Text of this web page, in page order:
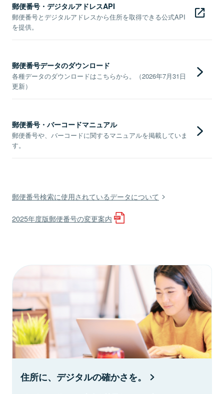
郵便番号・デジタルアドレスAPI
郵便番号とデジタルアドレスから住所を取得できる公式API
を提供。
郵便番号データのダウンロード
各種データのダウンロードはこちらから。（2026年7月31日
更新）
郵便番号・バーコードマニュアル
郵便番号や、バーコードに関するマニュアルを掲載していま
す。
郵便番号検索に使用されているデータについて
2025年度版郵便番号の変更案内
住所に、デジタルの確かさを。